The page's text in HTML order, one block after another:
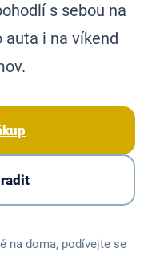
s sebou na
auta i na víkend
na doma, podívejte se